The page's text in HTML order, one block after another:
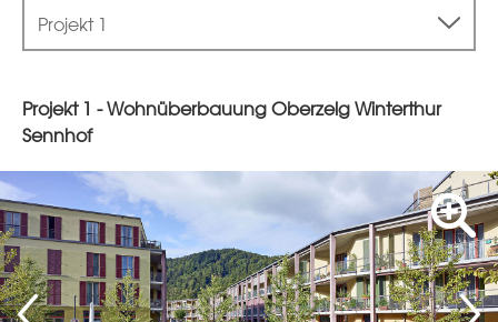
Projekt 1
Projekt 1 - Wohnüberbauung Oberzelg Winterthur
Sennhof